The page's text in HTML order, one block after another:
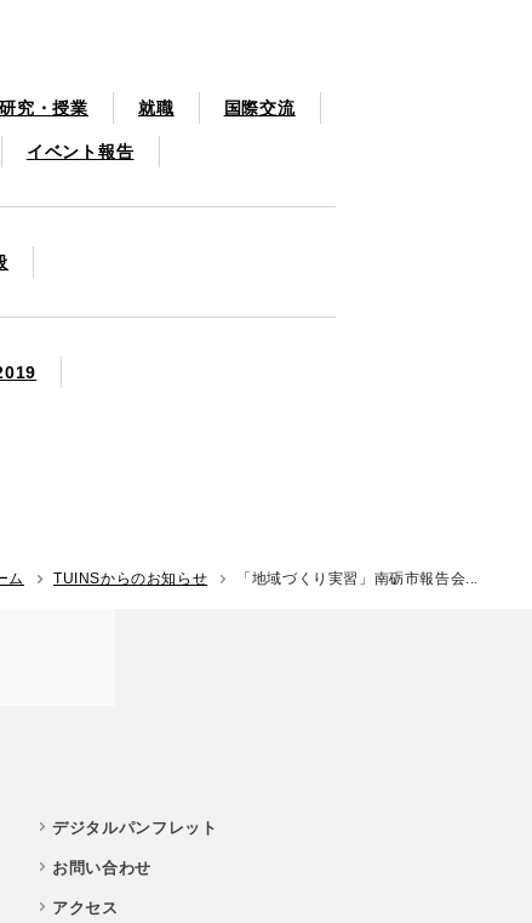
研究・授業 就職 国際交流
イベント報告
ム TUINSからのお知らせ 「地域づくり実習」南砺市報告会...
デジタルパンフレット
お問い合わせ
アクセス